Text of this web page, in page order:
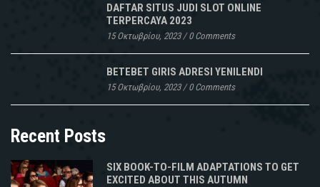
DAFTAR SITUS JUDI SLOT ONLINE
TERPERCAYA 2023
15 Οκτωβρίου, 2023/0 Comments
BETEBET GIRIS ADRESI YENILENDI
15 Οκτωβρίου, 2023/0 Comments
Recent Posts
SIX BOOK-TO-FILM ADAPTATIONS TO GET
EXCITED ABOUT THIS AUTUMN